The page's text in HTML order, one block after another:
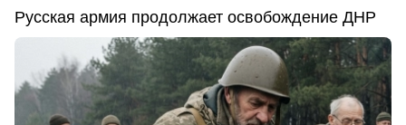
Русская армия продолжает освобождение ДНР